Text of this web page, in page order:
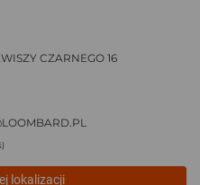
CZARNEGO 16
lokalizacji